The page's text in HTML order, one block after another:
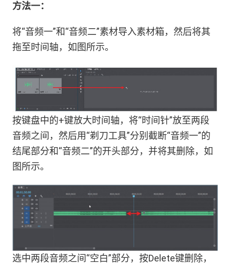
方法一：
将“音频一”和“音频二”素材导入素材箱，然后将其
拖至时间轴，如图所示。
按键盘中的+键放大时间轴，将“时间针”放至两段
音频之间，然后用“剃刀工具”分别截断“音频一”的
结尾部分和“音频二”的开头部分，并将其删除，如
图所示。
选中两段音频之间“空白”部分，按Delete键删除，